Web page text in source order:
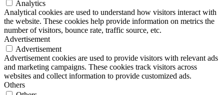
Analytics
Analytical cookies are used to understand how visitors interact with
the website. These cookies help provide information on metrics the
number of visitors, bounce rate, traffic source, etc.
Advertisement
Advertisement
Advertisement cookies are used to provide visitors with relevant ads
and marketing campaigns. These cookies track visitors across
websites and collect information to provide customized ads.
Others